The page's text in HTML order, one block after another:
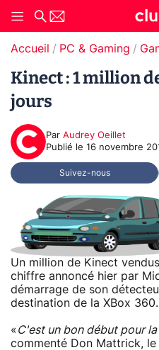
Accueil PC & Gaming
Kinect : 1 million
jours
Par Audrey Oeillet
Publié le 16 novembre
Suivez-nous
Un million de Kinect
chiffre annoncé hier par
démarrage de son
destination de la XBox 360.
«C'est un bon début pour
commenté Don Mattrick,